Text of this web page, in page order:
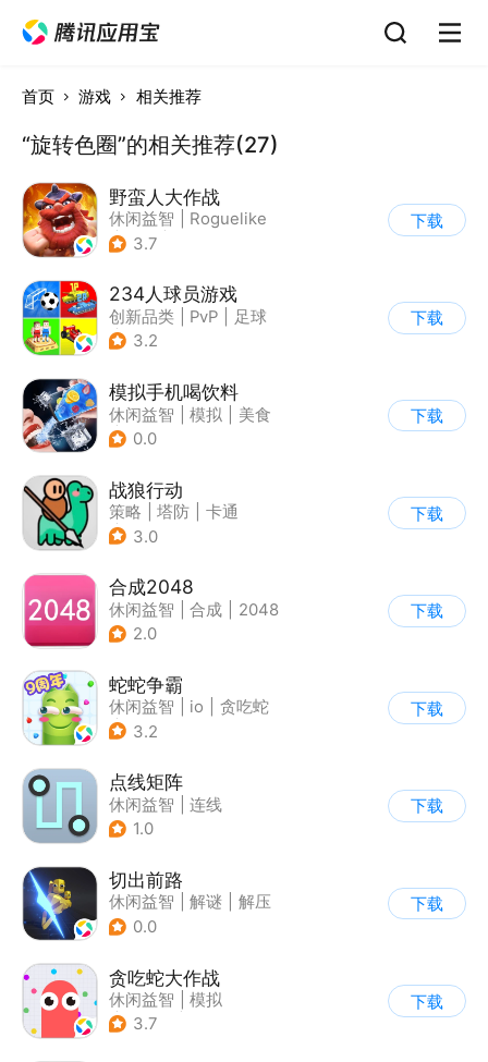
首页 游戏 相关推荐
“旋转色圈”的相关推荐(27)
野蛮人大作战
休闲益智
Roguelike
| 奇幻
3.7
下载
234人球员游戏
创新品类 PvP
足球
| 千人同屏
3.2
下载
模拟手机喝饮料
休闲益智 模拟
美食
| 卡通
0.0
下载
战狼行动
策略 塔防
卡通
| 休闲益智
3.0
下载
合成2048
休闲益智 合成
2048
2.0
下载
蛇蛇争霸
休闲益智 io
贪吃蛇
| 白日梦
3.2
下载
点线矩阵
休闲益智
连线
1.0
下载
切出前路
休闲益智 解谜
解压
0.0
下载
贪吃蛇大作战
休闲益智
模拟
| 贪吃蛇
3.7
下载